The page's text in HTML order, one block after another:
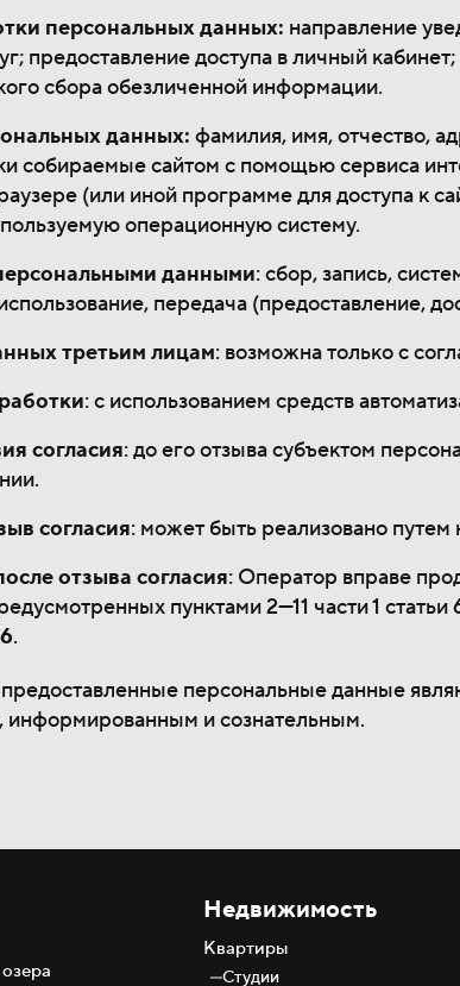
персональных данных: направление
предоставление доступа в личный
сбора обезличенной информации.
данных: фамилия, имя, отчество,
собираемые сайтом с помощью сервиса
(или иной программе для доступа к
операционную систему.
данными: сбор, запись,
передача (предоставление,
третьим лицам: возможна только с
: с использованием средств
согласия: до его отзыва субъектом
согласия: может быть реализовано путем
отзыва согласия: Оператор вправе
пунктами 2—11 части 1
.
персональные данные
информированным и сознательным.
Недвижимость
Квартиры
Студии